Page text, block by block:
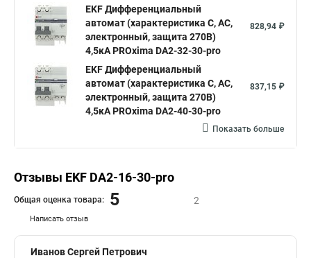
EKF Дифференциальный
автомат (характеристика C, AC,
электронный, защита 270В)
4,5кА PROxima DA2-32-30-pro
828,94 ₽
EKF Дифференциальный
автомат (характеристика C, AC,
электронный, защита 270В)
4,5кА PROxima DA2-40-30-pro
837,15 ₽
Показать больше
Отзывы EKF DA2-16-30-pro
Написать отзыв
Общая оценка товара: 5 2
Иванов Сергей Петрович